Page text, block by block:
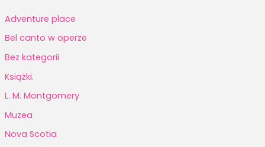
Adventure place
Bel canto w operze
Bez kategorii
Książki.
L. M. Montgomery
Muzea
Nova Scotia